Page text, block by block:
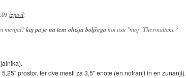
izjavil:
menjal?kaj pa je na tem ohišju boljšegakot tisti "moj" Thermaltake?
prostor, ter dve mesti za 3,5" enote (en notranji in en zunanji).